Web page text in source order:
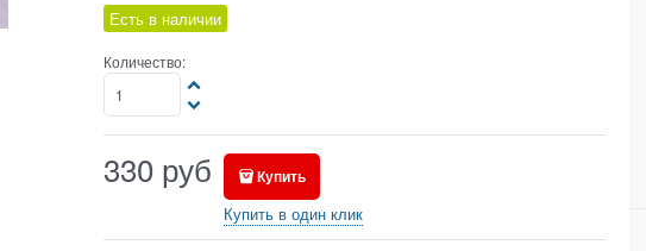
Есть в наличии
Количество:
330 руб Купить
Купить в один клик